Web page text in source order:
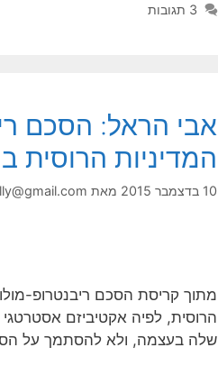
3 תגובות
אבי הראל: הסכם
המדיניות הרוסית
10 בדצמבר 2015 מאת
מתוך קריסת הסכם ריבנטרופ-
הרוסית, לפיה אקטיביזם
שלה בעצמה, ולא להסתמך על